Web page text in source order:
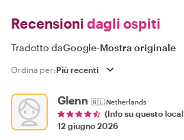
Recensioni dagli ospiti
Tradotto daGoogle-Mostra originale
Ordina per:
Glenn 🇳🇱Netherlands
(Info su questo local
12 giugno 2026